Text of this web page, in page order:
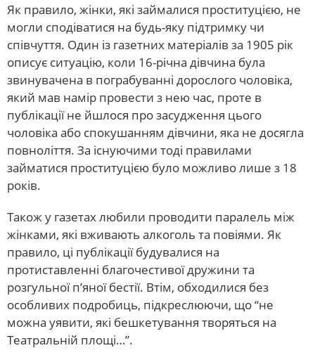
Як правило, жінки, які займалися проституцією, не
могли сподіватися на будь-яку підтримку чи
співчуття. Один із газетних матеріалів за 1905 рік
описує ситуацію, коли 16-річна дівчина була
звинувачена в пограбуванні дорослого чоловіка,
який мав намір провести з нею час, проте в
публікації не йшлося про засудження цього
чоловіка або спокушанням дівчини, яка не досягла
повноліття. За існуючими тоді правилами
займатися проституцією було можливо лише з 18
років.
Також у газетах любили проводити паралель між
жінками, які вживають алкоголь та повіями. Як
правило, ці публікації будувалися на
протиставленні благочестивої дружини та
розгульної п’яної бестії. Втім, обходилися без
особливих подробиць, підкреслюючи, що “не
можна уявити, які бешкетування творяться на
Театральній площі…”.